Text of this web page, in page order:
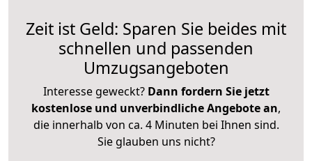
Zeit ist Geld: Sparen Sie beides mit
schnellen und passenden
Umzugsangeboten
Interesse geweckt? Dann fordern Sie jetzt
kostenlose und unverbindliche Angebote an,
die innerhalb von ca. 4 Minuten bei Ihnen sind.
Sie glauben uns nicht?